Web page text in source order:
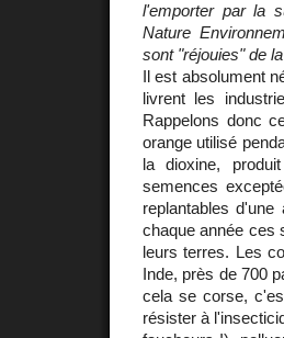
l'emporter par la
Nature
sont "réjouies" de
Il est absolument
livrent les
Rappelons donc
orange utilisé
la dioxine,
semences
replantables
chaque année ces
leurs terres. Les
Inde, près de 700
cela se corse,
résister à